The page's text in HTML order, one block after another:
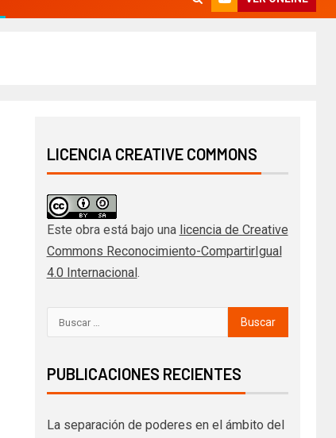
LICENCIA CREATIVE COMMONS
Este obra está bajo una licencia de Creative
Commons Reconocimiento-CompartirIgual
4.0 Internacional.
PUBLICACIONES RECIENTES
La separación de poderes en el ámbito del